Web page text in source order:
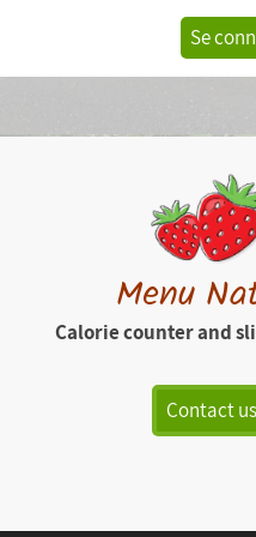
Se
Menu
Calorie counter and
Contact us